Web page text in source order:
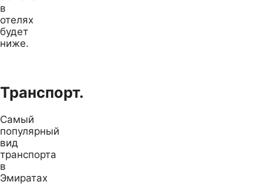
в
отелях
будет
ниже.
Транспорт.
Самый
популярный
вид
транспорта
в
Эмиратах